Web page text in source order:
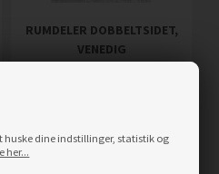
huske dine indstillinger, statistik og
her...
RUMDELER DOBBELTSIDET,
VENEDIG